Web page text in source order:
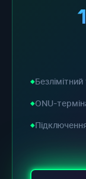
Безлімітний
ONU-